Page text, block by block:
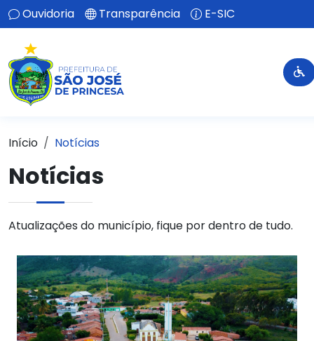
Ouvidoria Transparência E-SIC
Início Notícias
Notícias
Atualizações do município, fique por dentro de tudo.